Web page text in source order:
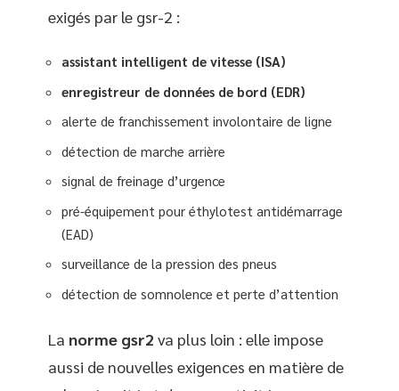
exigés par le gsr-2 :
assistant intelligent de vitesse (ISA)
enregistreur de données de bord (EDR)
alerte de franchissement involontaire de ligne
détection de marche arrière
signal de freinage d’urgence
pré-équipement pour éthylotest antidémarrage
(EAD)
surveillance de la pression des pneus
détection de somnolence et perte d’attention
La norme gsr2 va plus loin : elle impose
aussi de nouvelles exigences en matière de